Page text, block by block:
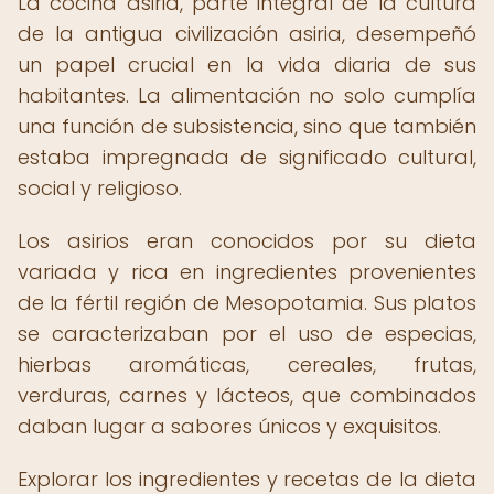
de la antigua civilización asiria, desempeñó
un papel crucial en la vida diaria de sus
habitantes. La alimentación no solo cumplía
una función de subsistencia, sino que también
estaba impregnada de significado cultural,
social y religioso.
Los asirios eran conocidos por su dieta
variada y rica en ingredientes provenientes
de la fértil región de Mesopotamia. Sus platos
se caracterizaban por el uso de especias,
hierbas aromáticas, cereales, frutas,
verduras, carnes y lácteos, que combinados
daban lugar a sabores únicos y exquisitos.
Explorar los ingredientes y recetas de la dieta